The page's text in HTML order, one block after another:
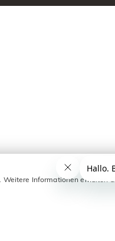
Weitere Informationen erhalten